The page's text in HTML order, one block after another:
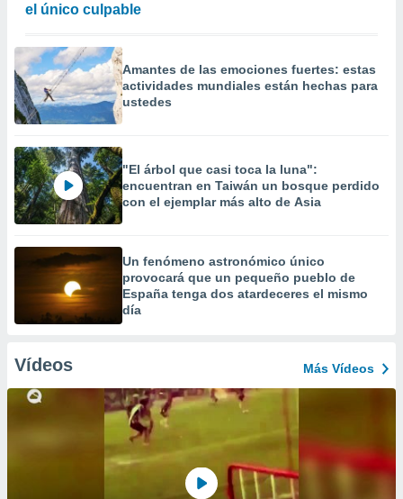
el único culpable
Amantes de las emociones fuertes: estas
actividades mundiales están hechas para
ustedes
"El árbol que casi toca la luna":
encuentran en Taiwán un bosque perdido
con el ejemplar más alto de Asia
Un fenómeno astronómico único
provocará que un pequeño pueblo de
España tenga dos atardeceres el mismo
día
Vídeos Más Vídeos